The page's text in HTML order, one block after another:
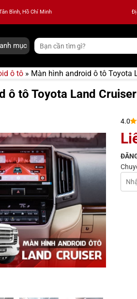
Bình, Hồ Chí Minh
mục
Tìm
kiếm:
ô tô » Màn hình android ô tô Toyota
ô tô Toyota Land Cruiser
4.0
2